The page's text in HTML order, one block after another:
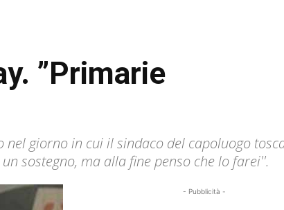
”Primarie
giorno in cui il sindaco del capoluogo
sostegno, ma alla fine penso che lo farei''.
- Pubblicità -